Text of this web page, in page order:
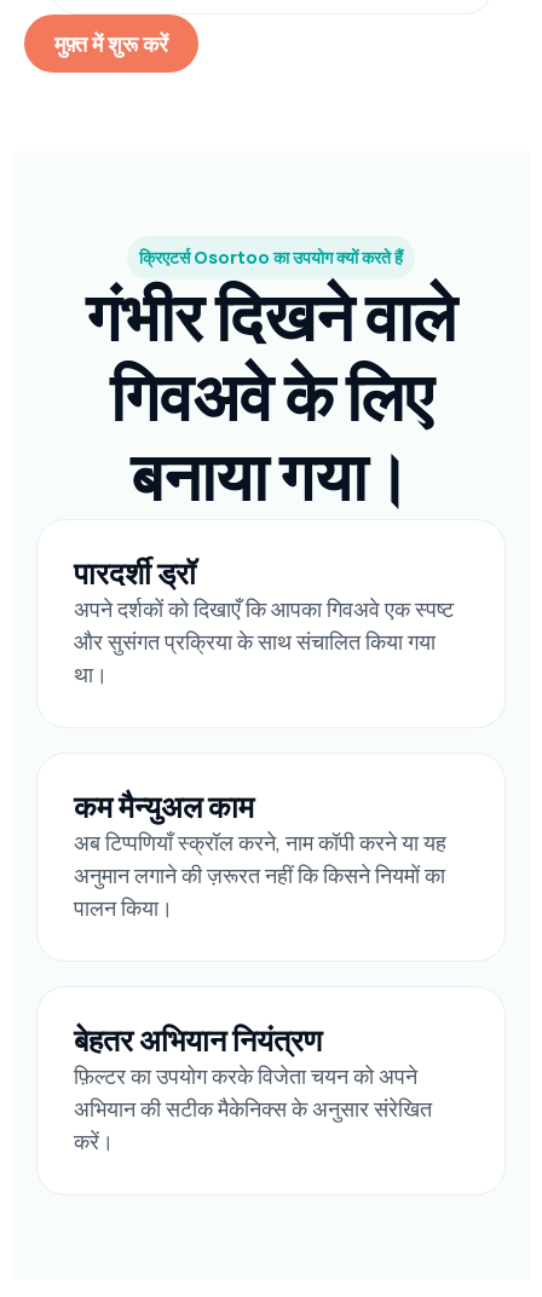
मुफ़्त में शुरू करें
क्रिएटर्स Osortoo का उपयोग क्यों करते हैं
गंभीर दिखने वाले
गिवअवे के लिए
बनाया गया।
पारदर्शी ड्रॉ
अपने दर्शकों को दिखाएँ कि आपका गिवअवे एक स्पष्ट
और सुसंगत प्रक्रिया के साथ संचालित किया गया
था।
कम मैन्युअल काम
अब टिप्पणियाँ स्क्रॉल करने, नाम कॉपी करने या यह
अनुमान लगाने की ज़रूरत नहीं कि किसने नियमों का
पालन किया।
बेहतर अभियान नियंत्रण
फ़िल्टर का उपयोग करके विजेता चयन को अपने
अभियान की सटीक मैकेनिक्स के अनुसार संरेखित
करें।